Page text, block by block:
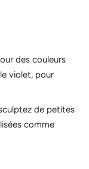
des couleurs
violet, pour
de petites
comme